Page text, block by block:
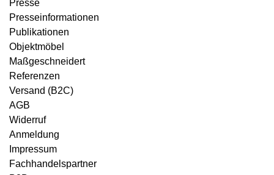
Presse
Presseinformationen
Publikationen
Objektmöbel
Maßgeschneidert
Referenzen
Versand (B2C)
AGB
Widerruf
Anmeldung
Impressum
Fachhandelspartner